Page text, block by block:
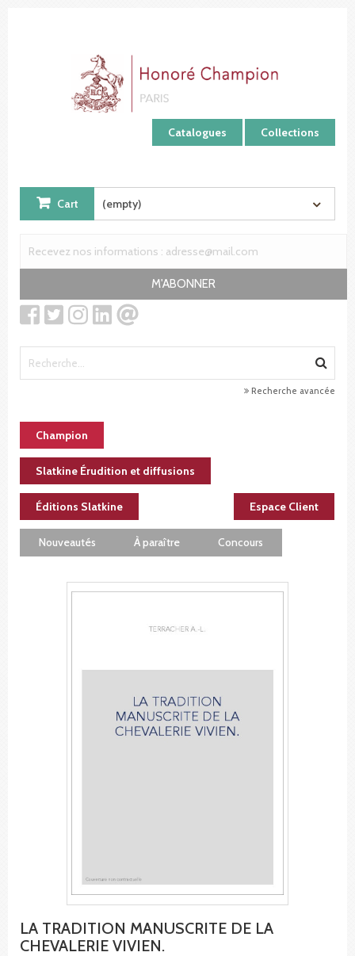
Catalogues Collections
Cart (empty)
M'ABONNER
Recherche avancée
Champion
Slatkine Érudition et diffusions
Éditions Slatkine Espace Client
Nouveautés À paraître Concours
LA TRADITION MANUSCRITE DE LA
CHEVALERIE VIVIEN.